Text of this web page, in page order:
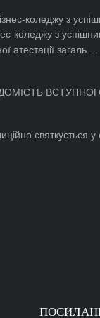
коледжу з
загаль ...
ВСТУПНОГО
святкується у